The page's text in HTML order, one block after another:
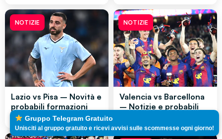
NOTIZIE
Lazio vs Pisa – Novità e
probabili formazioni
NOTIZIE
Valencia vs Barcellona
– Notizie e probabili
Gruppo Telegram Gratuito
Unisciti al gruppo gratuito e ricevi avvisi sulle scommesse ogni giorno!